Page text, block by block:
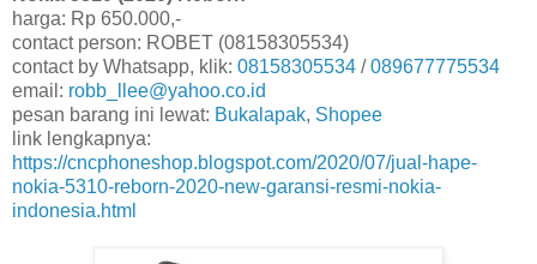
harga: Rp 650.000,-
contact person: ROBET (08158305534)
contact by Whatsapp, klik: 08158305534 /089677775534
email: robb_llee@yahoo.co.id
pesan barang ini lewat: Bukalapak, Shopee
link lengkapnya:
https://cncphoneshop.blogspot.com/2020/07/jual-hape-
nokia-5310-reborn-2020-new-garansi-resmi-nokia-
indonesia.html